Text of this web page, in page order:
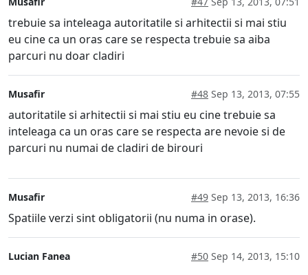
trebuie sa inteleaga autoritatile si arhitectii si mai stiu
eu cine ca un oras care se respecta trebuie sa aiba
parcuri nu doar cladiri
Musafir #48 Sep 13, 2013, 07:55
autoritatile si arhitectii si mai stiu eu cine trebuie sa
inteleaga ca un oras care se respecta are nevoie si de
parcuri nu numai de cladiri de birouri
Musafir #49 Sep 13, 2013, 16:36
Spatiile verzi sint obligatorii (nu numa in orase).
Lucian Fanea #50 Sep 14, 2013, 15:10